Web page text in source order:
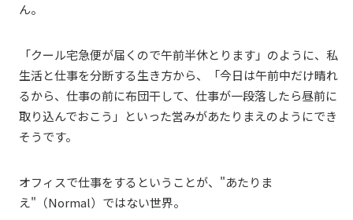
ん。
「クール宅急便が届くので午前半休とります」のように、私
生活と仕事を分断する生き方から、「今日は午前中だけ晴れ
るから、仕事の前に布団干して、仕事が一段落したら昼前に
取り込んでおこう」といった営みがあたりまえのようにでき
そうです。
オフィスで仕事をするということが、"あたりま
え"（Normal）ではない世界。